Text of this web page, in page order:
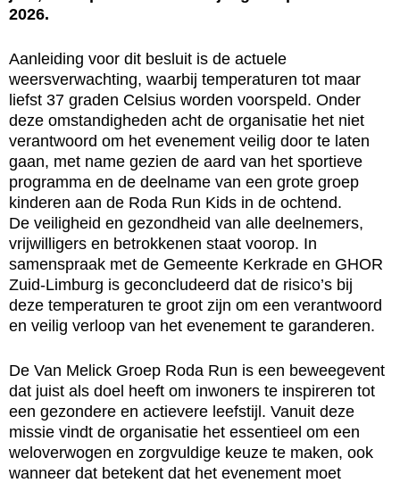
2026.
Aanleiding voor dit besluit is de actuele
weersverwachting, waarbij temperaturen tot maar
liefst 37 graden Celsius worden voorspeld. Onder
deze omstandigheden acht de organisatie het niet
verantwoord om het evenement veilig door te laten
gaan, met name gezien de aard van het sportieve
programma en de deelname van een grote groep
kinderen aan de Roda Run Kids in de ochtend.
De veiligheid en gezondheid van alle deelnemers,
vrijwilligers en betrokkenen staat voorop. In
samenspraak met de Gemeente Kerkrade en GHOR
Zuid-Limburg is geconcludeerd dat de risico’s bij
deze temperaturen te groot zijn om een verantwoord
en veilig verloop van het evenement te garanderen.
De Van Melick Groep Roda Run is een beweegevent
dat juist als doel heeft om inwoners te inspireren tot
een gezondere en actievere leefstijl. Vanuit deze
missie vindt de organisatie het essentieel om een
weloverwogen en zorgvuldige keuze te maken, ook
wanneer dat betekent dat het evenement moet